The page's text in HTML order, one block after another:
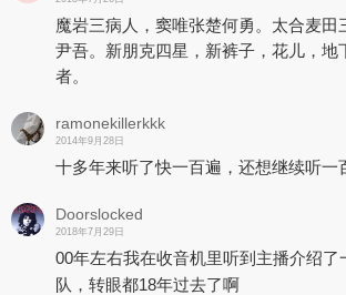
魔岩三病人，窦唯张楚何勇。太合麦田
尹吾。新朋克四星，新裤子，花儿，地
者。
ramonekillerkkk
2014年9月28日
十多年来听了快一百遍，还想继续听一
Doorslocked
2018年7月29日
00年左右我在收音机里听到主播介绍了
队，转眼都18年过去了啊